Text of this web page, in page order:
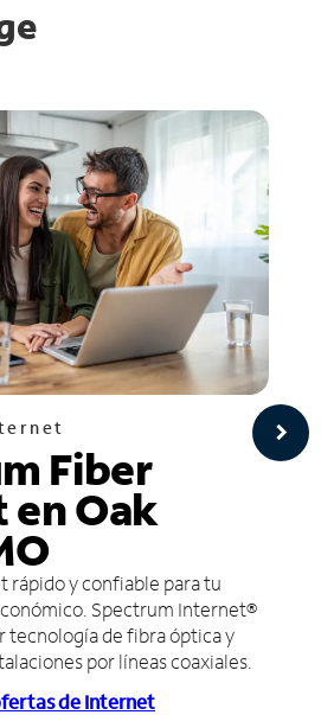
Fiber
Oak
rápido y confiable para tu
Spectrum Internet®
tecnología de fibra óptica y
por líneas coaxiales.
de Internet